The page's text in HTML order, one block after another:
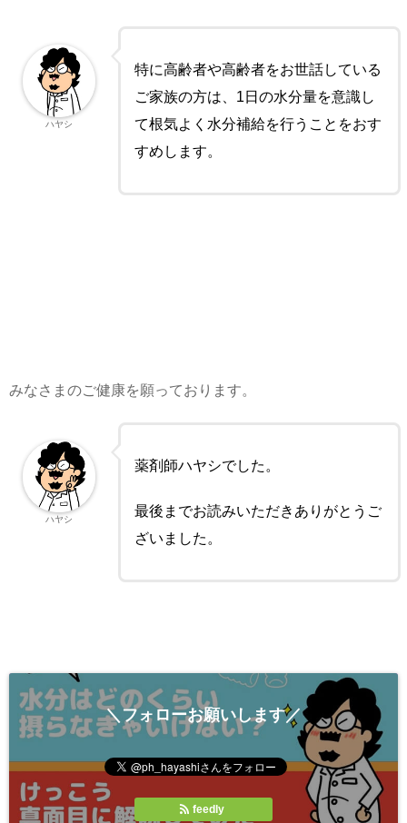
特に高齢者や高齢者をお世話している
ご家族の方は、1日の水分量を意識し
て根気よく水分補給を行うことをおす
すめします。
ハヤシ
みなさまのご健康を願っております。
薬剤師ハヤシでした。
最後までお読みいただきありがとうご
ざいました。
ハヤシ
＼フォローお願いします／
feedly